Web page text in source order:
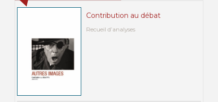
Contribution au débat
Recueil d’analyses